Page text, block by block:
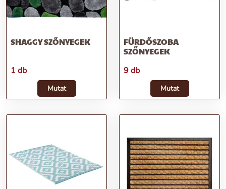
SHAGGY SZŐNYEGEK
1 db
Mutat
FÜRDŐSZOBA
SZŐNYEGEK
9 db
Mutat